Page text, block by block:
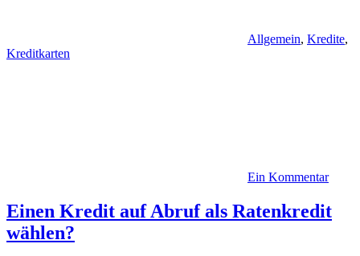
Allgemein, Kredite,
Kreditkarten
Ein Kommentar
Einen Kredit auf Abruf als Ratenkredit
wählen?